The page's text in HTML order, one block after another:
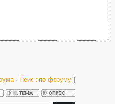
· Поиск по форуму ]